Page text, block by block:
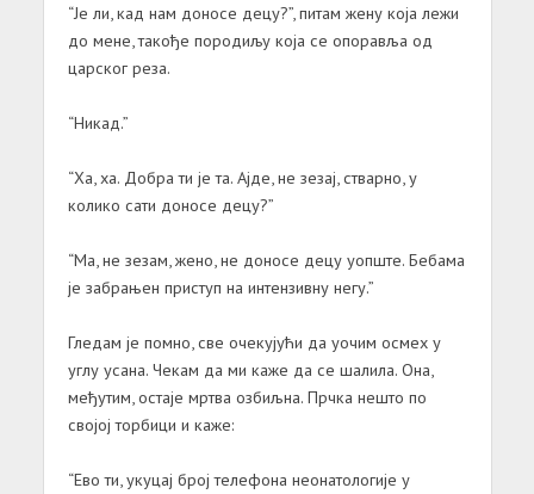
“Је ли, кад нам доносе децу?”, питам жену која лежи
до мене, такође породиљу која се опоравља од
царског реза.
“Никад.”
“Ха, ха. Добра ти је та. Ајде, не зезај, стварно, у
колико сати доносе децу?”
“Ма, не зезам, жено, не доносе децу уопште. Бебама
је забрањен приступ на интензивну негу.”
Гледам је помно, све очекујући да уочим осмех у
углу усана. Чекам да ми каже да се шалила. Она,
међутим, остаје мртва озбиљна. Прчка нешто по
својој торбици и каже:
“Ево ти, укуцај број телефона неонатологије у